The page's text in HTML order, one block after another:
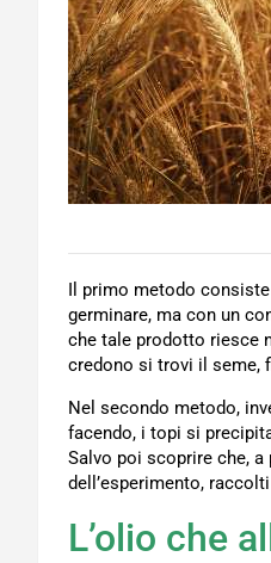
Il primo metodo
germinare, ma con un
che tale prodotto riesce
credono si trovi il seme,
Nel secondo metodo,
facendo, i topi si
Salvo poi scoprire che,
dell’esperimento,
L’olio che